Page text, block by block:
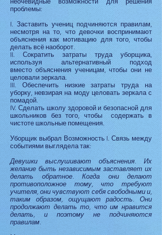
проблемы:
I. Заставить учениц подчиняются правилам,
несмотря на то, что девочки воспринимают
объяснения как мотивацию для того, чтобы
делать всё наоборот.
II. Сократить затраты труда уборщика,
используя альтернативный подход
вместо объяснения ученицам, чтобы они не
целовали зеркала.
III. Обеспечить низкие затраты труда на
уборку, невзирая на моду целовать зеркала с
помадой.
IV. Сделать школу здоровой и безопасной для
школьников без того, чтобы содержать в
чистоте школьные помещения.
Уборщик выбрал Возможность I. Связь между
событиями выглядела так:
Девушки выслушивают объяснения. Их
желание быть независимым заставляет их
делать обратное. Когда они делают
противоположное тому, что требуют
учителя, они чувствуют себя свободными и,
таким образом, ощущают радость. Они
продолжают делать то, что им нравится
делать, и поэтому не подчиняются
правилам.